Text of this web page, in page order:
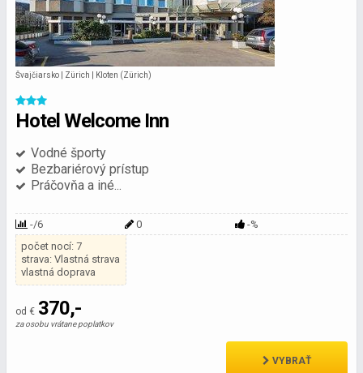
Švajčiarsko | Zürich | Kloten (Zürich)
Hotel Welcome Inn
Vodné športy
Bezbariérový prístup
Práčovňa a iné...
-/6 0
-%
počet nocí: 7
strava: Vlastná strava
vlastná doprava
od € 370,-
za osobu vrátane poplatkov
VYBRAŤ